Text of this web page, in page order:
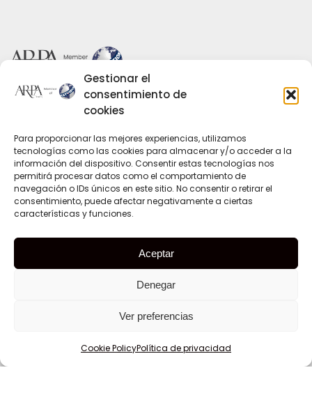
Gestionar el
consentimiento de
cookies
Para proporcionar las mejores experiencias, utilizamos
tecnologías como las cookies para almacenar y/o acceder a la
información del dispositivo. Consentir estas tecnologías nos
permitirá procesar datos como el comportamiento de
navegación o IDs únicos en este sitio. No consentir o retirar el
consentimiento, puede afectar negativamente a ciertas
características y funciones.
Aceptar
Denegar
Ver preferencias
Cookie PolicyPolítica de privacidad
Quiénes somos
Envío
Energía
Materias primas
Productos químicos
BICSA Financial Center, Floor 47, Unit 4704
Balboa Avenue, Panama City, Rep. of Panama